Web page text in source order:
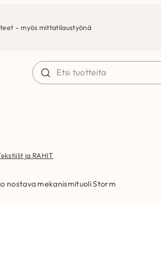
– myös mittatilaustyönä
ja RAHIT
nostava mekanismituoli Storm